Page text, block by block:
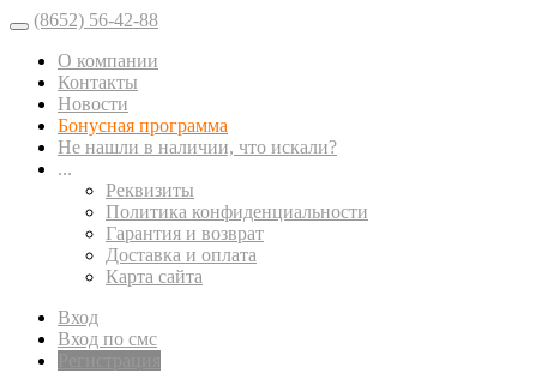
(8652) 56-42-88
О компании
Контакты
Новости
Бонусная программа
Не нашли в наличии, что искали?
...
Реквизиты
Политика конфиденциальности
Гарантия и возврат
Доставка и оплата
Карта сайта
Вход
Вход по смс